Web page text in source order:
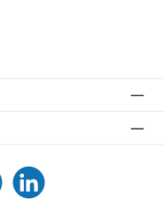
FUNtainment GmbH